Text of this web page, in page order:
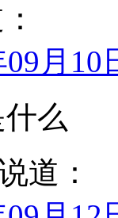
09月10
么
道：